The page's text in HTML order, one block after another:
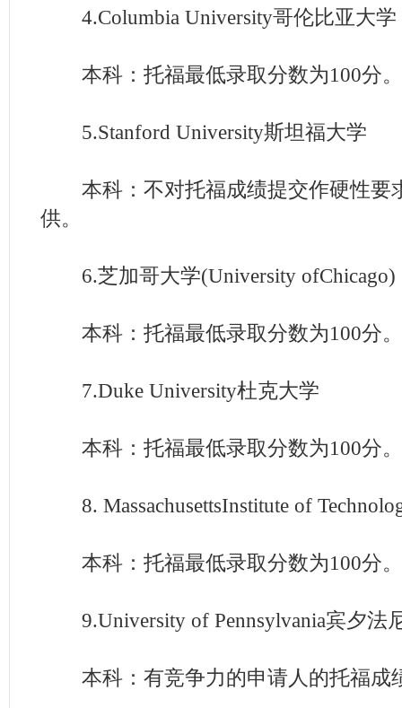
4.Columbia University哥伦比亚大学
本科：托福最低录取分数为100分。
5.Stanford University斯坦福大学
本科：不对托福成绩提交作硬性要
供。
6.芝加哥大学(University ofChicago)
本科：托福最低录取分数为100分。
7.Duke University杜克大学
本科：托福最低录取分数为100分。
8. MassachusettsInstitute of
本科：托福最低录取分数为100分。
9.University of Pennsylvania宾夕法
本科：有竞争力的申请人的托福成